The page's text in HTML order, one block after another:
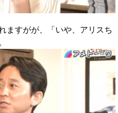
ますがが、「いや、アリスち